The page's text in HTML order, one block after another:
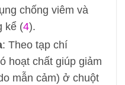
chống viêm và
kể (4).
: Theo tạp chí
hoạt chất giúp giảm
mẫn cảm) ở chuột